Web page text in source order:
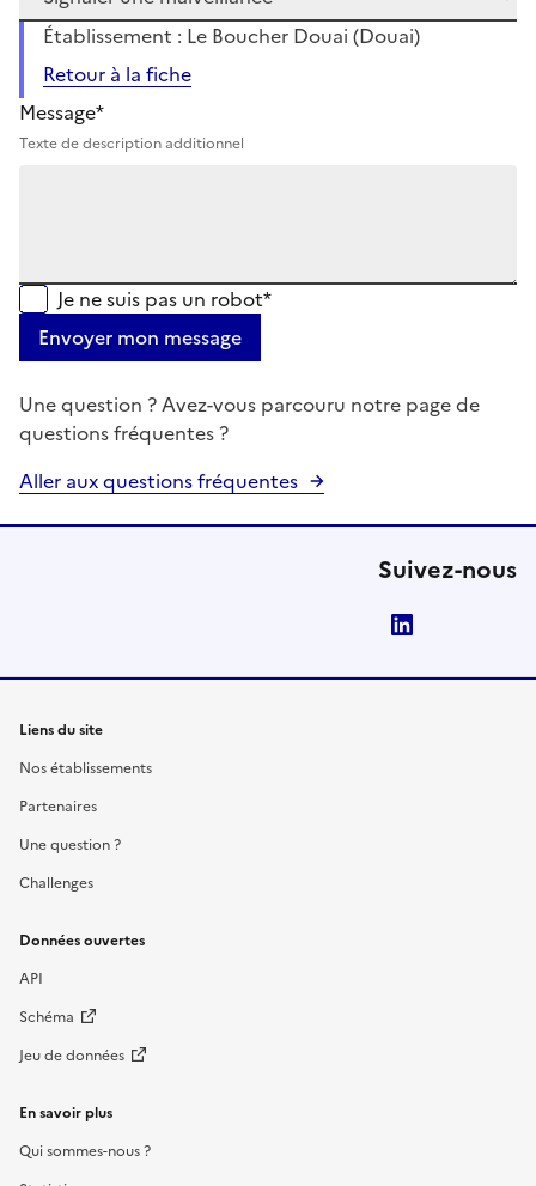
Établissement : Le Boucher Douai (Douai)
Retour à la fiche
Message*
Texte de description additionnel
Je ne suis pas un robot*
Envoyer mon message
Une question ? Avez-vous parcouru notre page de
questions fréquentes ?
Aller aux questions fréquentes
Suivez-nous
Liens du site
Nos établissements
Partenaires
Une question ?
Challenges
Données ouvertes
API
Schéma
Jeu de données
En savoir plus
Qui sommes-nous ?